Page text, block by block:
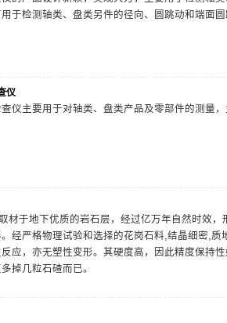
于检测轴类、盘类另件的径向、圆跳动和端面圆
仪
仪主要用于对轴类、盘类产品及零部件的测量
材于地下优质的岩石层，经过亿万年自然时效
经严格物理试验和选择的花岗石料,结晶细密,质
应，亦无塑性变形。其硬度高，因此精度保持
掉几粒石碴而已。